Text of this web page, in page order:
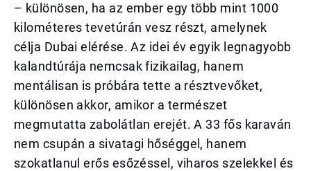
– különösen, ha az ember egy több mint 1000
kilométeres tevetúrán vesz részt, amelynek
célja Dubai elérése. Az idei év egyik legnagyobb
kalandtúrája nemcsak fizikailag, hanem
mentálisan is próbára tette a résztvevőket,
különösen akkor, amikor a természet
megmutatta zabolátlan erejét. A 33 fős karaván
nem csupán a sivatagi hőséggel, hanem
szokatlanul erős esőzéssel, viharos szelekkel és